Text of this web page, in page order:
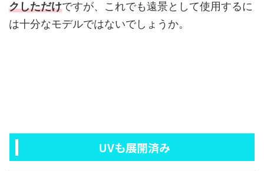
クしただけですが、これでも遠景として使用するに
は十分なモデルではないでしょうか。
UVも展開済み